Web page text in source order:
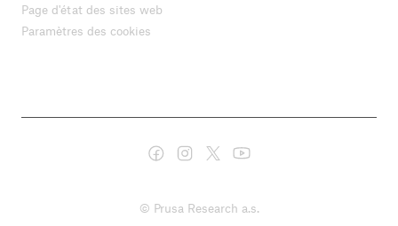
Page d'état des sites web
Paramètres des cookies
© Prusa Research a.s.